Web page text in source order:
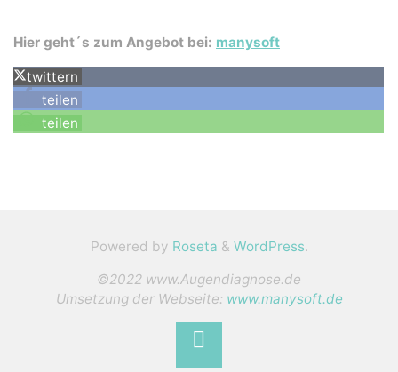
Hier geht´s zum Angebot bei: manysoft
twittern
teilen
teilen
Powered by Roseta & WordPress.
©2022 www.Augendiagnose.de
Umsetzung der Webseite: www.manysoft.de
Back